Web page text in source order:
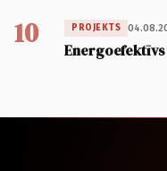
10 PROJEKTS